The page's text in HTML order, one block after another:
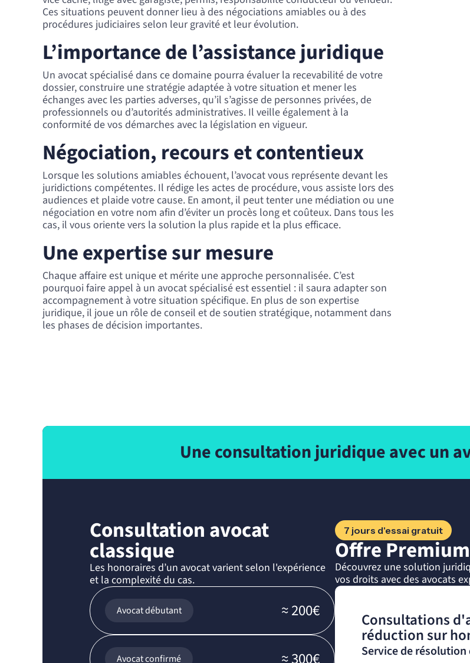
Ces situations peuvent donner lieu à des négociations amiables ou à des
procédures judiciaires selon leur gravité et leur évolution.
L’importance de l’assistance juridique
Un avocat spécialisé dans ce domaine pourra évaluer la recevabilité de votre
dossier, construire une stratégie adaptée à votre situation et mener les
échanges avec les parties adverses, qu’il s’agisse de personnes privées, de
professionnels ou d’autorités administratives. Il veille également à la
conformité de vos démarches avec la législation en vigueur.
Négociation, recours et contentieux
Lorsque les solutions amiables échouent, l’avocat vous représente devant les
juridictions compétentes. Il rédige les actes de procédure, vous assiste lors des
audiences et plaide votre cause. En amont, il peut tenter une médiation ou une
négociation en votre nom afin d’éviter un procès long et coûteux. Dans tous les
cas, il vous oriente vers la solution la plus rapide et la plus efficace.
Une expertise sur mesure
Chaque affaire est unique et mérite une approche personnalisée. C’est
pourquoi faire appel à un avocat spécialisé est essentiel : il saura adapter son
accompagnement à votre situation spécifique. En plus de son expertise
juridique, il joue un rôle de conseil et de soutien stratégique, notamment dans
les phases de décision importantes.
Une consultation juridique avec un
Consultation avocat
classique
Les honoraires d’un avocat varient selon l'expérience
et la complexité du cas.
Avocat débutant ≈ 200€
Avocat confirmé
7 jours d'essai gratuit
Offre Premium
Découvrez une solution
vos droits avec des avocats
Consultations
réduction sur
Service de résolution